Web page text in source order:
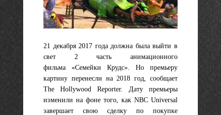
21 декабря 2017 года должна была выйти в
свет 2 часть анимационного
фильма «Семейки Крудс».
Но премьеру
картину перенесли на 2018 год, сообщает
The Hollywood Reporter. Дату премьеры
изменили на фоне того, как NBC Universal
завершает свою сделку по покупке